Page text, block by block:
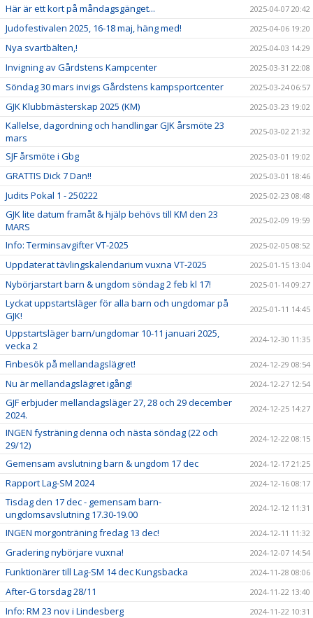
Här är ett kort på måndagsgänget... 2025-04-07 20:42
Judofestivalen 2025, 16-18 maj, häng med! 2025-04-06 19:20
Nya svartbälten,! 2025-04-03 14:29
Invigning av Gårdstens Kampcenter 2025-03-31 22:08
Söndag 30 mars invigs Gårdstens kampsportcenter 2025-03-24 06:57
GJK Klubbmästerskap 2025 (KM) 2025-03-23 19:02
Kallelse, dagordning och handlingar GJK årsmöte 23
mars
2025-03-02 21:32
SJF årsmöte i Gbg 2025-03-01 19:02
GRATTIS Dick 7 Dan!! 2025-03-01 18:46
Judits Pokal 1 - 250222 2025-02-23 08:48
GJK lite datum framåt & hjälp behövs till KM den 23
MARS
2025-02-09 19:59
Info: Terminsavgifter VT-2025 2025-02-05 08:52
Uppdaterat tävlingskalendarium vuxna VT-2025 2025-01-15 13:04
Nybörjarstart barn & ungdom söndag 2 feb kl 17! 2025-01-14 09:27
Lyckat uppstartsläger för alla barn och ungdomar på
GJK!
2025-01-11 14:45
Uppstartsläger barn/ungdomar 10-11 januari 2025,
vecka 2
2024-12-30 11:35
Finbesök på mellandagslägret! 2024-12-29 08:54
Nu är mellandagslägret igång! 2024-12-27 12:54
GJF erbjuder mellandagsläger 27, 28 och 29 december
2024.
2024-12-25 14:27
INGEN fysträning denna och nästa söndag (22 och
29/12)
2024-12-22 08:15
Gemensam avslutning barn & ungdom 17 dec 2024-12-17 21:25
Rapport Lag-SM 2024 2024-12-16 08:17
Tisdag den 17 dec - gemensam barn-
ungdomsavslutning 17.30-19.00
2024-12-12 11:31
INGEN morgonträning fredag 13 dec! 2024-12-11 11:32
Gradering nybörjare vuxna! 2024-12-07 14:54
Funktionärer till Lag-SM 14 dec Kungsbacka 2024-11-28 08:06
After-G torsdag 28/11 2024-11-22 13:40
Info: RM 23 nov i Lindesberg 2024-11-22 10:31